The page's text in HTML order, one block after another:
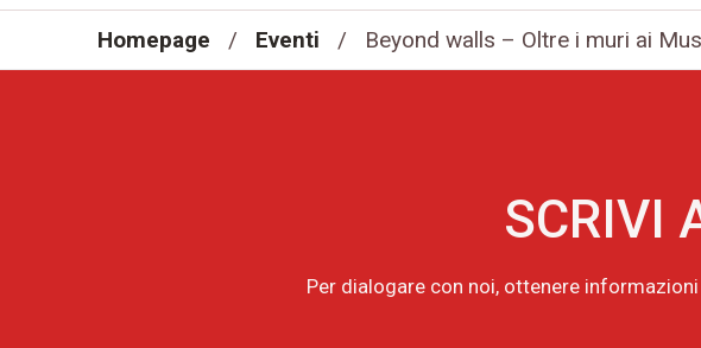
Homepage / Eventi / Beyond walls – Oltre i muri ai
SCRIVI
Per dialogare con noi, ottenere